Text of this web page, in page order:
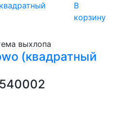
В
корзину
выхлопа
(квадратный